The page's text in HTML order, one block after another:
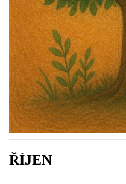
ROČNÍ PLÁN - INSPIRACE /
VZDĚLÁVACÍ BLOK ZÁŘÍ
VZDĚLÁVACÍ BLOK ŘÍJEN
VZDĚLÁVACÍ BLOK
ŘÍJEN